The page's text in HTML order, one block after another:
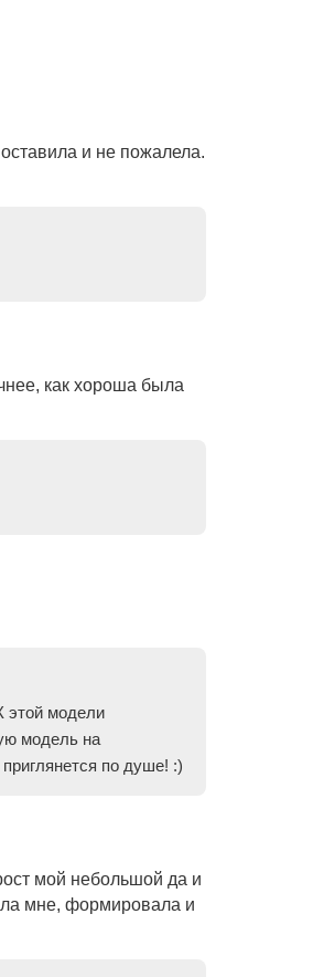
и не пожалела.
как хороша была
этой модели
модель на
по душе! :)
мой небольшой да и
мне, формировала и